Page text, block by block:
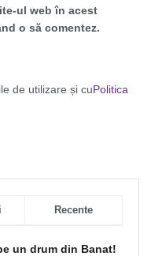
ul web în acest
o să comentez.
de utilizare și cuPolitica
Recente
un drum din Banat!